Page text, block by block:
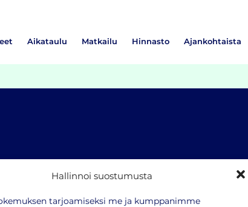
Hallinnoi suostumusta
tarjoamiseksi me ja kumppanimme
Aikataulu Matkailu Hinnasto Ajankohtaista